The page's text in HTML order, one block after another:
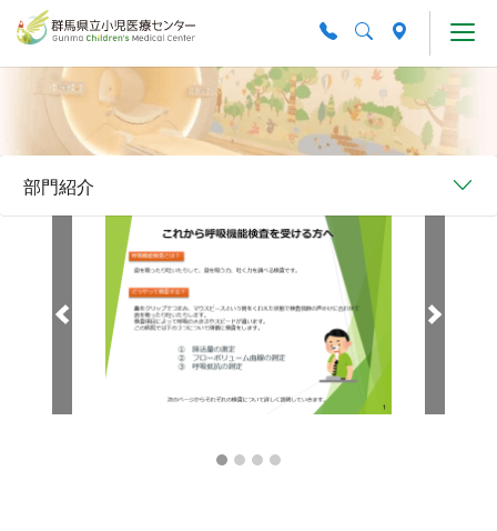
Skip to main content
部門紹介
Previous Next